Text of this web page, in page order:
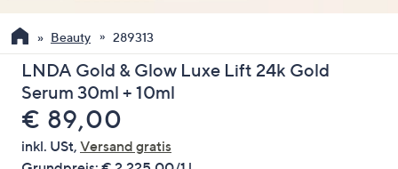
verwenden
Sie
die
Pfeiltasten
nach
oben
und
nach
Beauty 289313
LNDA Gold & Glow Luxe Lift 24k Gold
Serum 30ml + 10ml
Gelöscht
€ 89,00
inkl. USt, Versand gratis